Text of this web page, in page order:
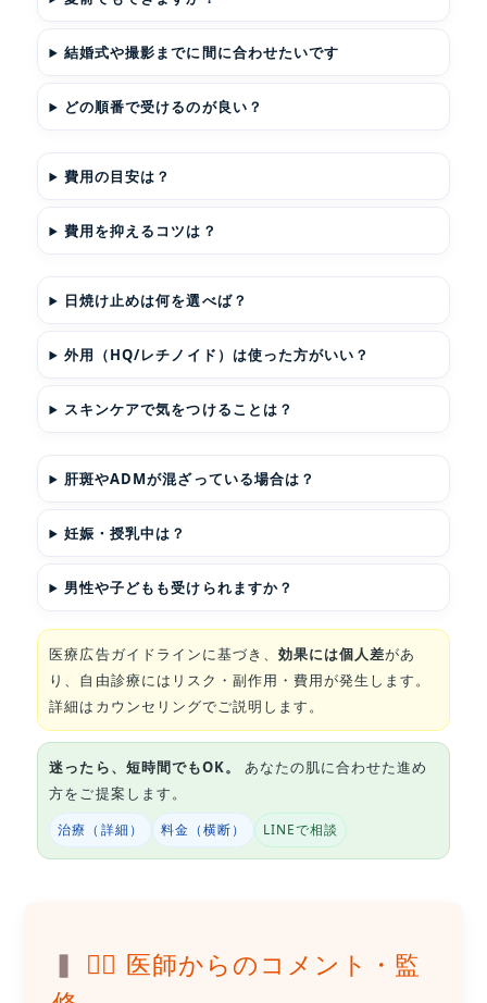
結婚式や撮影までに間に合わせたいです
どの順番で受けるのが良い？
費用の目安は？
費用を抑えるコツは？
日焼け止めは何を選べば？
外用（HQ/レチノイド）は使った方がいい？
スキンケアで気をつけることは？
肝斑やADMが混ざっている場合は？
妊娠・授乳中は？
男性や子どもも受けられますか？
医療広告ガイドラインに基づき、 効果には個人差があ
り、自由診療にはリスク・副作用・費用が発生します。
詳細はカウンセリングでご説明します。
迷ったら、短時間でもOK。
あなたの肌に合わせた進め
方をご提案します。
治療（詳細） 料金（横断） LINEで相談
👨‍⚕️ 医師からのコメント・監